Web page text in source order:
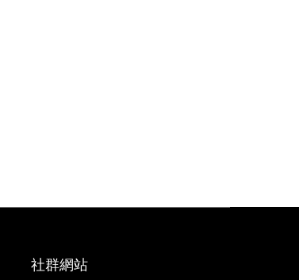
社群網站